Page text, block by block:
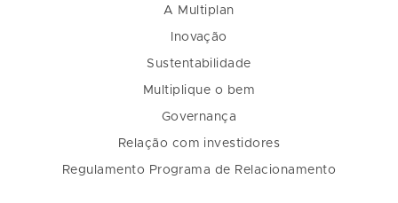
A Multiplan
Inovação
Sustentabilidade
Multiplique o bem
Governança
Relação com investidores
Regulamento Programa de Relacionamento